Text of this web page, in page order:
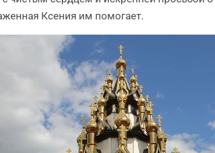
Ксения им помогает.